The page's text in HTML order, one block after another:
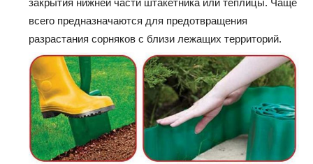
всего предназначаются для предотвращения
разрастания сорняков с близи лежащих территорий.